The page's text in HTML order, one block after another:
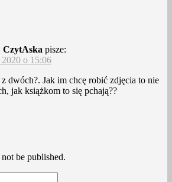
CzytAska pisze:
o 15:06
dwóch?. Jak im chcę robić zdjęcia to nie
jak książkom to się pchają??
be published.